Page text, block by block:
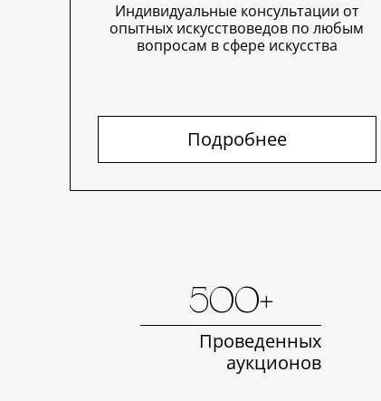
Индивидуальные консультации от
опытных искусствоведов по любым
вопросам в сфере искусства
Подробнее
500+
Проведенных
аукционов